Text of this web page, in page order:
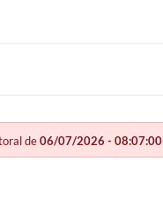
de06/07/2026 - 08:07:00